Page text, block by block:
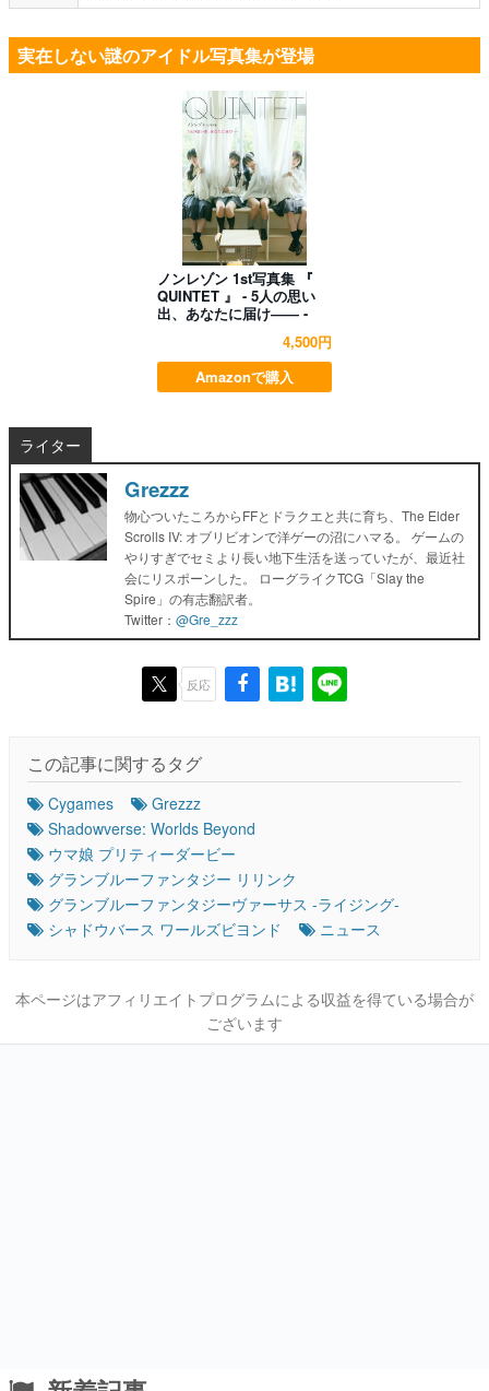
実在しない謎のアイドル写真集が登場
ノンレゾン 1st写真集 『
QUINTET 』 - 5人の思い
出、あなたに届け―― -
4,500円
Amazonで購入
ライター
Grezzz
物心ついたころからFFとドラクエと共に育ち、The Elder
Scrolls IV: オブリビオンで洋ゲーの沼にハマる。 ゲームの
やりすぎでセミより長い地下生活を送っていたが、最近社
会にリスポーンした。 ローグライクTCG「Slay the
Spire」の有志翻訳者。
Twitter： @Gre_zzz
反応
この記事に関するタグ
Cygames
Grezzz
Shadowverse: Worlds Beyond
ウマ娘 プリティーダービー
グランブルーファンタジー リリンク
グランブルーファンタジーヴァーサス -ライジング-
シャドウバース ワールズビヨンド
ニュース
本ページはアフィリエイトプログラムによる収益を得ている場合が
ございます